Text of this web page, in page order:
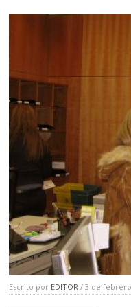
Escrito por EDITOR / 3 de